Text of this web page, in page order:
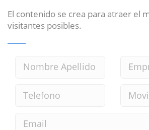
El contenido se crea para atraer el
visitantes posibles.